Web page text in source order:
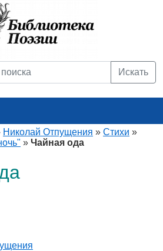
Искать
Николай Отпущения » Стихи »
» Чайная ода